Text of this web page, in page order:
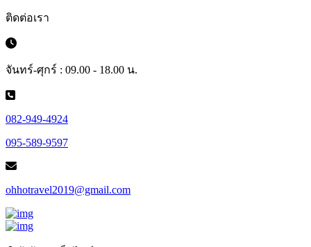
ติดต่อเรา
จันทร์-ศุกร์ : 09.00 - 18.00 น.
082-949-4924
095-589-9597
ohhotravel2019@gmail.com